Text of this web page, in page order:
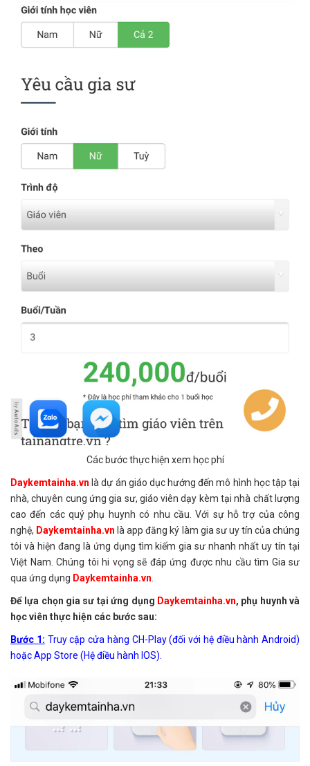
Các bước thực hiện xem học phí
Daykemtainha.vn là dự án giáo dục hướng đến mô hình học tập tại
nhà, chuyên cung ứng gia sư, giáo viên dạy kèm tại nhà chất lượng
cao đến các quý phụ huynh có nhu cầu. Với sự hỗ trợ của công
nghệ, Daykemtainha.vn là app đăng ký làm gia sư uy tín của chúng
tôi và hiện đang là ứng dụng tìm kiếm gia sư nhanh nhất uy tín tại
Việt Nam. Chúng tôi hi vọng sẽ đáp ứng được nhu cầu tìm Gia sư
qua ứng dụng Daykemtainha.vn.
Để lựa chọn gia sư tại ứng dụng Daykemtainha.vn, phụ huynh và
học viên thực hiện các bước sau:
Bước 1: Truy cập cửa hàng CH-Play (đối với hệ điều hành Android)
hoặc App Store (Hệ điều hành IOS).